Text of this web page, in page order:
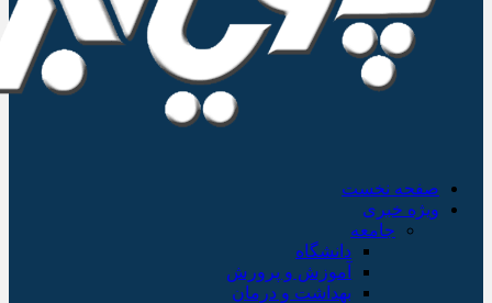
صفحه نخست
ویژه خبری
جامعه
دانشگاه
آموزش و پرورش
بهداشت و درمان